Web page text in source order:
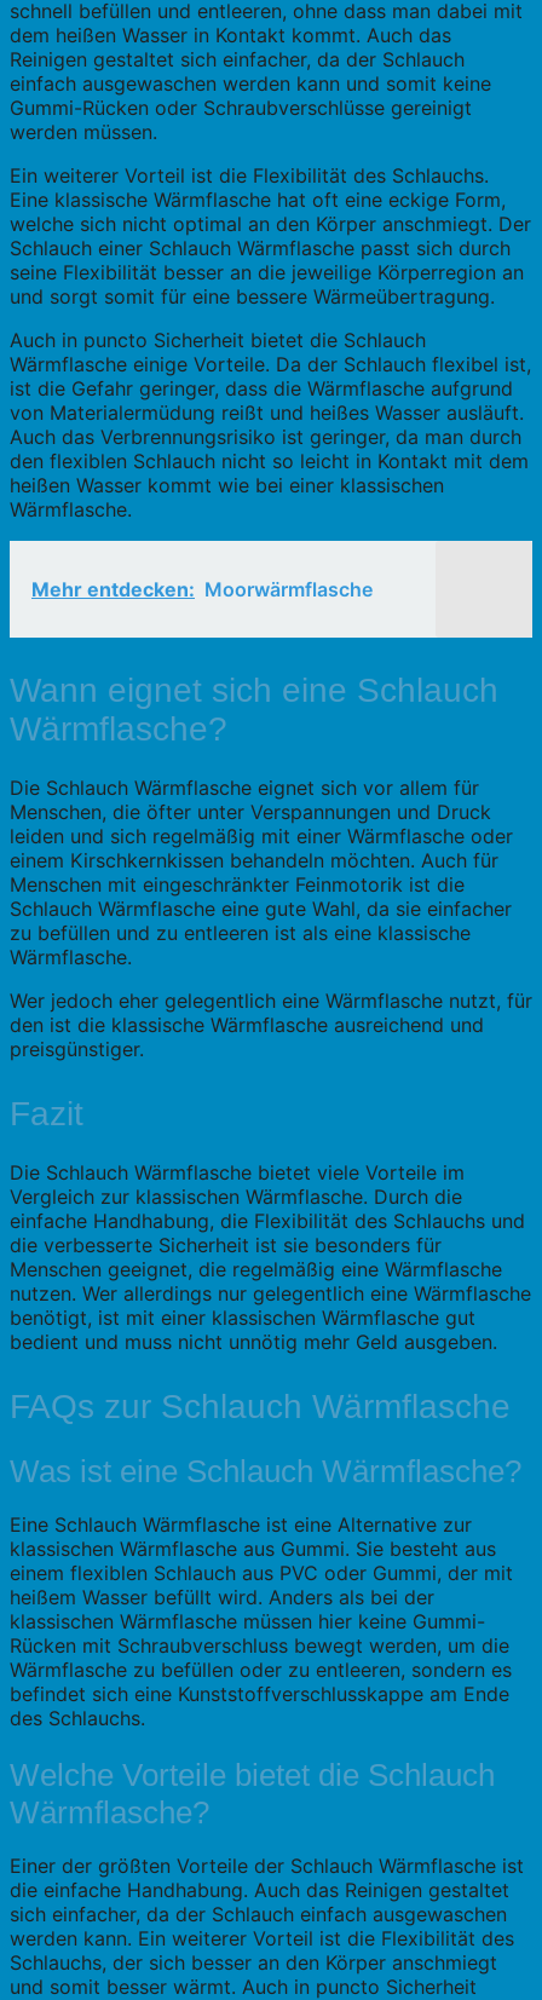
schnell befüllen und entleeren, ohne dass man dabei mit
dem heißen Wasser in Kontakt kommt. Auch das
Reinigen gestaltet sich einfacher, da der Schlauch
einfach ausgewaschen werden kann und somit keine
Gummi-Rücken oder Schraubverschlüsse gereinigt
werden müssen.
Ein weiterer Vorteil ist die Flexibilität des Schlauchs.
Eine klassische Wärmflasche hat oft eine eckige Form,
welche sich nicht optimal an den Körper anschmiegt. Der
Schlauch einer Schlauch Wärmflasche passt sich durch
seine Flexibilität besser an die jeweilige Körperregion an
und sorgt somit für eine bessere Wärmeübertragung.
Auch in puncto Sicherheit bietet die Schlauch
Wärmflasche einige Vorteile. Da der Schlauch flexibel ist,
ist die Gefahr geringer, dass die Wärmflasche aufgrund
von Materialermüdung reißt und heißes Wasser ausläuft.
Auch das Verbrennungsrisiko ist geringer, da man durch
den flexiblen Schlauch nicht so leicht in Kontakt mit dem
heißen Wasser kommt wie bei einer klassischen
Wärmflasche.
Mehr entdecken: Moorwärmflasche
Wann eignet sich eine Schlauch
Wärmflasche?
Die Schlauch Wärmflasche eignet sich vor allem für
Menschen, die öfter unter Verspannungen und Druck
leiden und sich regelmäßig mit einer Wärmflasche oder
einem Kirschkernkissen behandeln möchten. Auch für
Menschen mit eingeschränkter Feinmotorik ist die
Schlauch Wärmflasche eine gute Wahl, da sie einfacher
zu befüllen und zu entleeren ist als eine klassische
Wärmflasche.
Wer jedoch eher gelegentlich eine Wärmflasche nutzt, für
den ist die klassische Wärmflasche ausreichend und
preisgünstiger.
Fazit
Die Schlauch Wärmflasche bietet viele Vorteile im
Vergleich zur klassischen Wärmflasche. Durch die
einfache Handhabung, die Flexibilität des Schlauchs und
die verbesserte Sicherheit ist sie besonders für
Menschen geeignet, die regelmäßig eine Wärmflasche
nutzen. Wer allerdings nur gelegentlich eine Wärmflasche
benötigt, ist mit einer klassischen Wärmflasche gut
bedient und muss nicht unnötig mehr Geld ausgeben.
FAQs zur Schlauch Wärmflasche
Was ist eine Schlauch Wärmflasche?
Eine Schlauch Wärmflasche ist eine Alternative zur
klassischen Wärmflasche aus Gummi. Sie besteht aus
einem flexiblen Schlauch aus PVC oder Gummi, der mit
heißem Wasser befüllt wird. Anders als bei der
klassischen Wärmflasche müssen hier keine Gummi-
Rücken mit Schraubverschluss bewegt werden, um die
Wärmflasche zu befüllen oder zu entleeren, sondern es
befindet sich eine Kunststoffverschlusskappe am Ende
des Schlauchs.
Welche Vorteile bietet die Schlauch
Wärmflasche?
Einer der größten Vorteile der Schlauch Wärmflasche ist
die einfache Handhabung. Auch das Reinigen gestaltet
sich einfacher, da der Schlauch einfach ausgewaschen
werden kann. Ein weiterer Vorteil ist die Flexibilität des
Schlauchs, der sich besser an den Körper anschmiegt
und somit besser wärmt. Auch in puncto Sicherheit